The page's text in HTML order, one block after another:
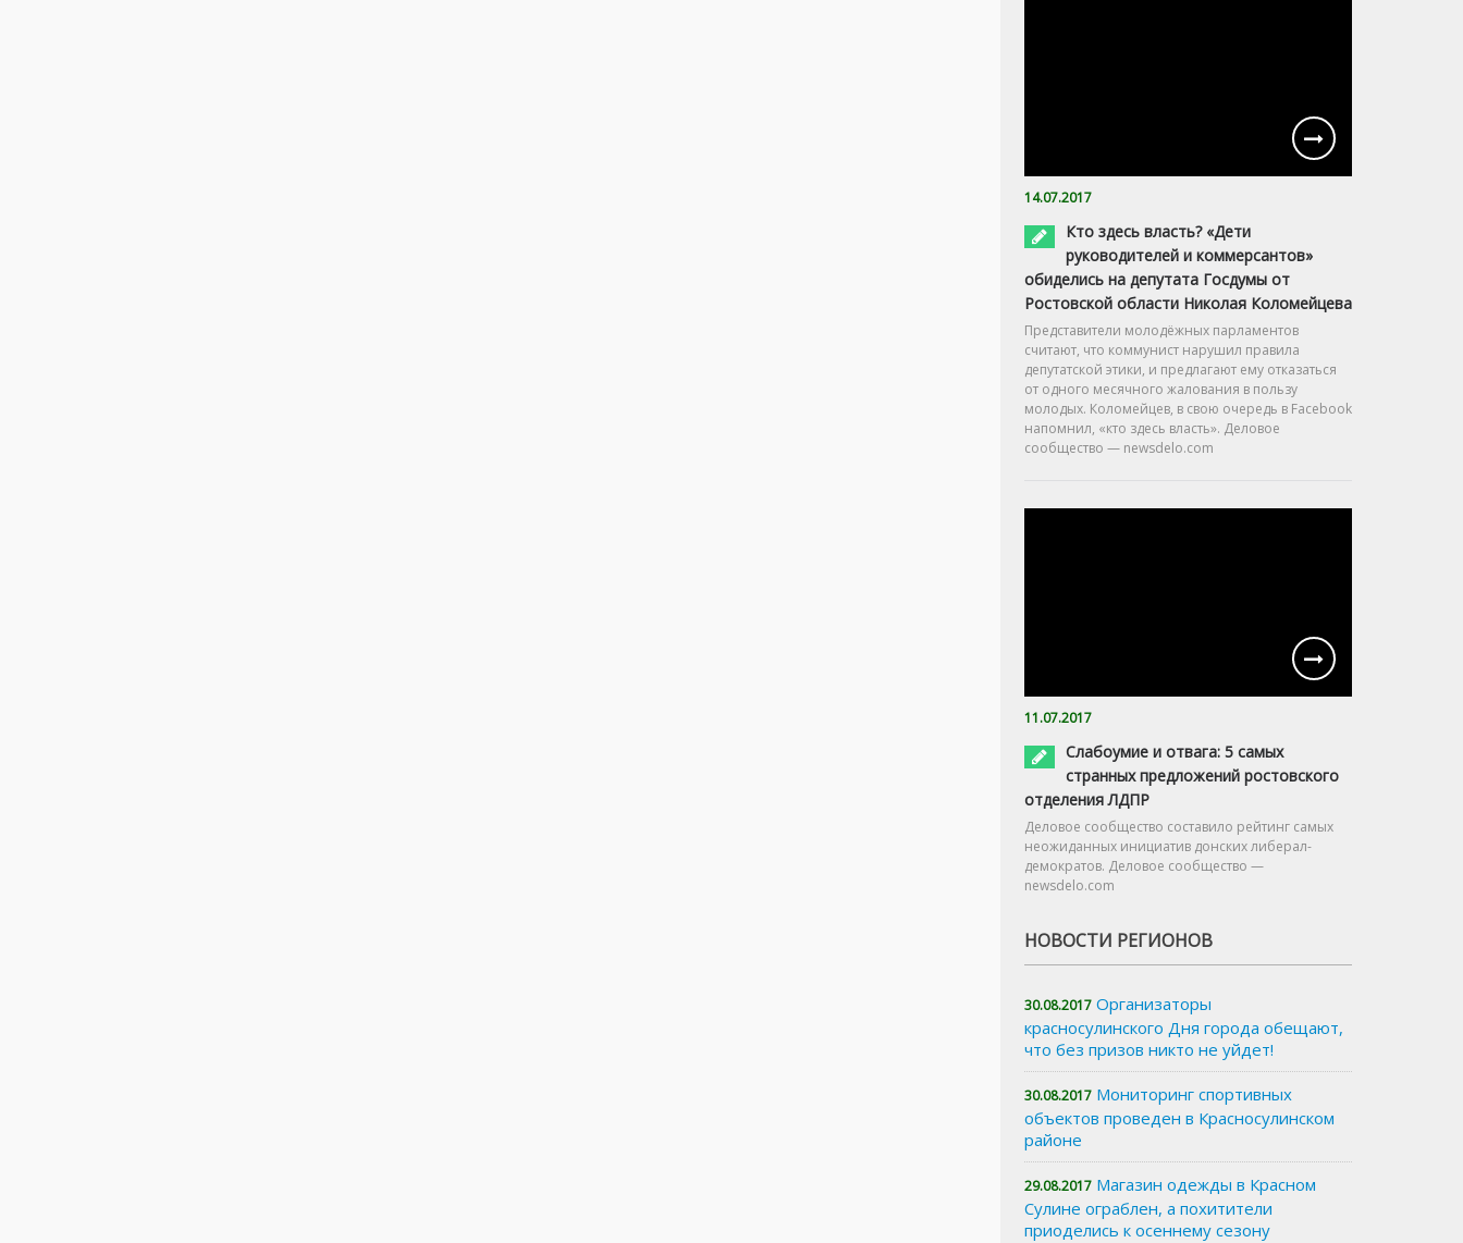
14.07.2017
Кто здесь власть? «Дети
руководителей и коммерсантов»
обиделись на депутата Госдумы от
Ростовской области Николая Коломейцева
Представители молодёжных парламентов
считают, что коммунист нарушил правила
депутатской этики, и предлагают ему отказаться
от одного месячного жалования в пользу
молодых. Коломейцев, в свою очередь в Facebook
напомнил, «кто здесь власть». Деловое
сообщество — newsdelo.com
11.07.2017
Слабоумие и отвага: 5 самых
странных предложений ростовского
отделения ЛДПР
Деловое сообщество составило рейтинг самых
неожиданных инициатив донских либерал-
демократов. Деловое сообщество —
newsdelo.com
НОВОСТИ РЕГИОНОВ
30.08.2017 Организаторы
красносулинского Дня города обещают,
что без призов никто не уйдет!
30.08.2017 Мониторинг спортивных
объектов проведен в Красносулинском
районе
29.08.2017 Магазин одежды в Красном
Сулине ограблен, а похитители
приоделись к осеннему сезону